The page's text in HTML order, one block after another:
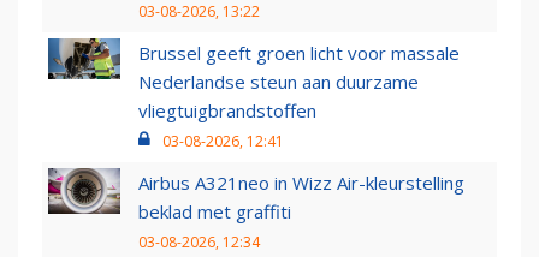
03-08-2026, 13:22
Brussel geeft groen licht voor massale
Nederlandse steun aan duurzame
vliegtuigbrandstoffen
03-08-2026, 12:41
Airbus A321neo in Wizz Air-kleurstelling
beklad met graffiti
03-08-2026, 12:34